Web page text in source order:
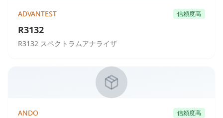
ADVANTEST 信頼度高
R3132
R3132 スペクトラムアナライザ
ANDO 信頼度高